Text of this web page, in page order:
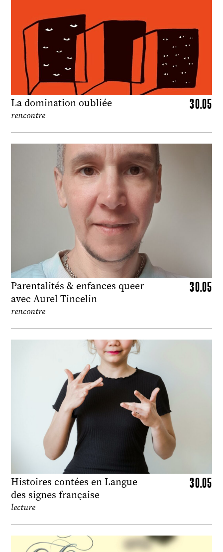
La domination oubliée 30.05
rencontre
Parentalités & enfances queer
avec Aurel Tincelin
30.05
rencontre
Histoires contées en Langue
des signes française
30.05
lecture